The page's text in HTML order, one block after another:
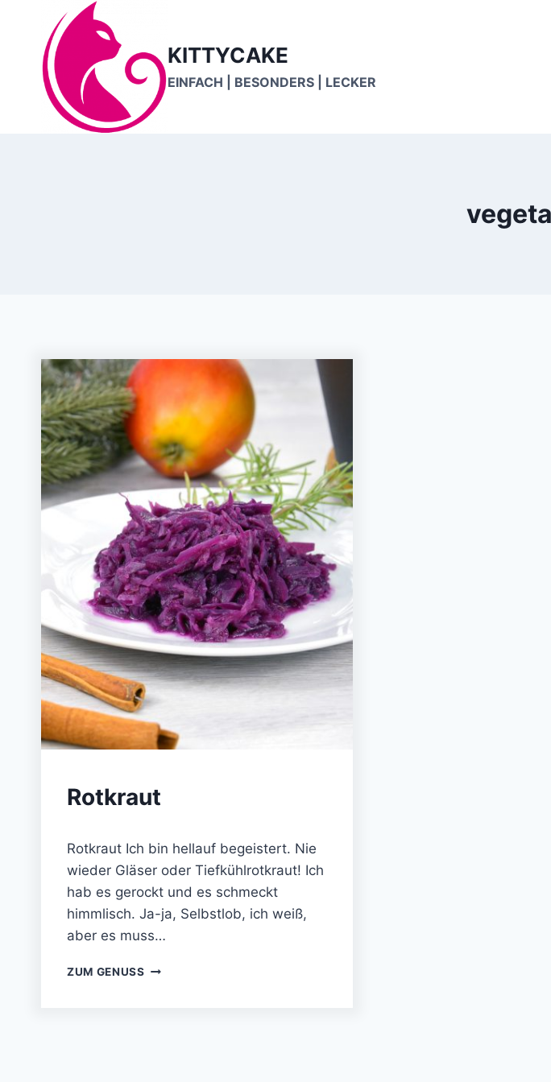
springen
KITTYCAKE
EINFACH | BESONDERS | LECKER
KÜCHE
Rotkraut
Rotkraut Ich bin hellauf begeistert. Nie
wieder Gläser oder Tiefkühlrotkraut! Ich
hab es gerockt und es schmeckt
himmlisch. Ja-ja, Selbstlob, ich weiß,
aber es muss…
ZUM GENUSS ROTKRAUT